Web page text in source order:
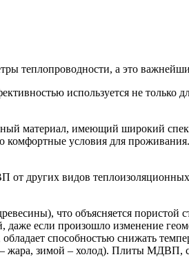
теплопроводности, а это
используется не только
материал, имеющий широкий
комфортные условия для проживания.
от других видов
что объясняется пористой
даже если произошло изменение
способностью снижать
жара, зимой – холод). Плиты МДВП,